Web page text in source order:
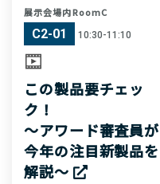
展示会場内RoomC
C2-01 10:30-11:10
この製品要チェッ
ク！
～アワード審査員が
今年の注目新製品を
解説～